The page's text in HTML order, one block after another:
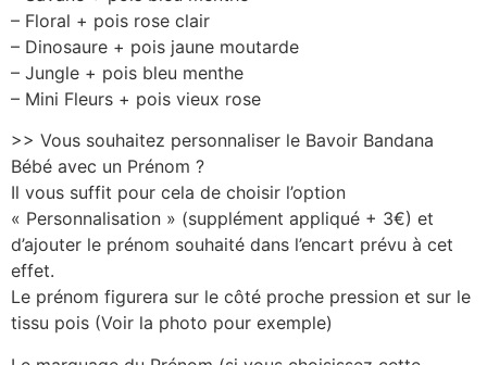
– Floral + pois rose clair
– Dinosaure + pois jaune moutarde
– Jungle + pois bleu menthe
– Mini Fleurs + pois vieux rose
>> Vous souhaitez personnaliser le Bavoir Bandana
Bébé avec un Prénom ?
Il vous suffit pour cela de choisir l’option
« Personnalisation » (supplément appliqué + 3€) et
d’ajouter le prénom souhaité dans l’encart prévu à cet
effet.
Le prénom figurera sur le côté proche pression et sur le
tissu pois (Voir la photo pour exemple)